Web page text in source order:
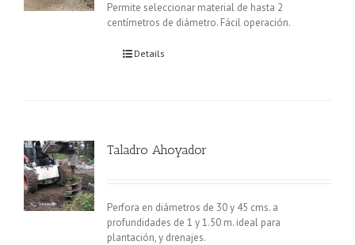
Permite seleccionar material de hasta 2
centímetros de diámetro. Fácil operación.
Details
Taladro Ahoyador
Perfora en diámetros de 30 y 45 cms. a
profundidades de 1 y 1.50 m. ideal para
plantación, y drenajes.